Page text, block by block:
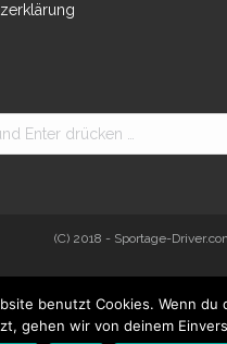
(C) 2018 - Sportage-
benutzt Cookies. Wenn du
gehen wir von deinem